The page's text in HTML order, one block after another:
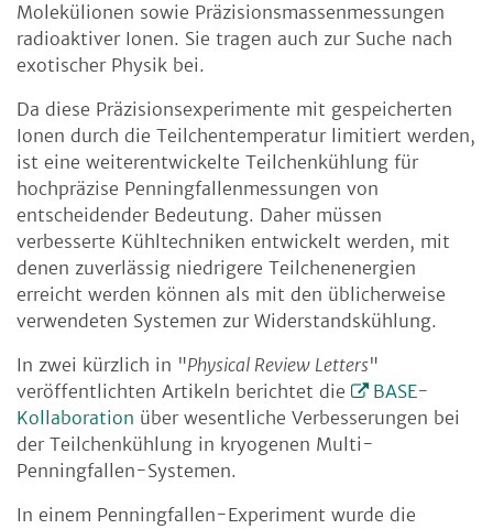
Molekülionen sowie Präzisionsmassenmessungen
radioaktiver Ionen. Sie tragen auch zur Suche nach
exotischer Physik bei.
Da diese Präzisionsexperimente mit gespeicherten
Ionen durch die Teilchentemperatur limitiert werden,
ist eine weiterentwickelte Teilchenkühlung für
hochpräzise Penningfallenmessungen von
entscheidender Bedeutung. Daher müssen
verbesserte Kühltechniken entwickelt werden, mit
denen zuverlässig niedrigere Teilchenenergien
erreicht werden können als mit den üblicherweise
verwendeten Systemen zur Widerstandskühlung.
In zwei kürzlich in "Physical Review Letters"
veröffentlichten Artikeln berichtet die
BASE-
Kollaboration über wesentliche Verbesserungen bei
der Teilchenkühlung in kryogenen Multi-
Penningfallen-Systemen.
In einem Penningfallen-Experiment wurde die